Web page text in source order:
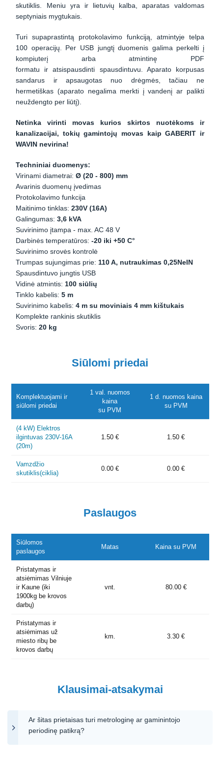
skutiklis. Meniu yra ir lietuvių kalba, aparatas valdomas
septyniais mygtukais.
Turi supaprastintą protokolavimo funkciją, atmintyje telpa
100 operacijų. Per USB jungtį duomenis galima perkelti į
kompiuterį arba atmintinę PDF
formatu ir atsispausdinti spausdintuvu. Aparato korpusas
sandarus ir apsaugotas nuo drėgmės, tačiau ne
hermetiškas (aparato negalima merkti į vandenį ar palikti
neuždengto per liūtį).
Netinka virinti movas kurios skirtos nuotėkoms ir
kanalizacijai, tokių gamintojų movas kaip GABERIT ir
WAVIN nevirina!
Techniniai duomenys:
Virinami diametrai:Ø (20 - 800) mm
Avarinis duomenų įvedimas
Protokolavimo funkcija
Maitinimo tinklas:230V (16A)
Galingumas:3,6 kVA
Suvirinimo įtampa - max. AC 48 V
Darbinės temperatūros:-20 iki +50 C°
Suvirinimo srovės kontrolė
Trumpas sujungimas prie:110 A, nutraukimas 0,25NeIN
Spausdintuvo jungtis USB
Vidinė atmintis:100 siūlių
Tinklo kabelis:5 m
Suvirinimo kabelis:4 m su moviniais 4 mm kištukais
Komplekte rankinis skutiklis
Svoris:20 kg
Siūlomi priedai
Komplektuojami ir
siūlomi priedai
1 val. nuomos
kaina
su PVM
1 d. nuomos kaina
su PVM
(4 kW) Elektros
ilgintuvas 230V-16A
(20m)
1.50 € 1.50 €
Vamzdžio
skutiklis(ciklia)
0.00 € 0.00 €
Paslaugos
Siūlomos
paslaugos
Matas Kaina su PVM
Pristatymas ir
atsiėmimas Vilniuje
ir Kaune (iki
1900kg be krovos
darbų)
vnt. 80.00 €
Pristatymas ir
atsiėmimas už
miesto ribų be
krovos darbų
km. 3.30 €
Klausimai-atsakymai
Ar šitas prietaisas turi metrologinę ar gaminintojo
periodinę patikrą?